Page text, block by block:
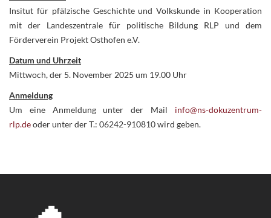
Insitut für pfälzische Geschichte und Volkskunde in Kooperation
mit der Landeszentrale für politische Bildung RLP und dem
Förderverein Projekt Osthofen e.V.
Datum und Uhrzeit
Mittwoch, der 5. November 2025 um 19.00 Uhr
Anmeldung
Um eine Anmeldung unter der Mail info@ns-dokuzentrum-
rlp.deoder unter der T.: 06242-910810 wird geben.